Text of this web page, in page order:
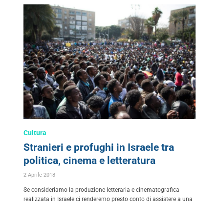
Cultura
Stranieri e profughi in Israele tra
politica, cinema e letteratura
2 Aprile 2018
Se consideriamo la produzione letteraria e cinematografica
realizzata in Israele ci renderemo presto conto di assistere a una